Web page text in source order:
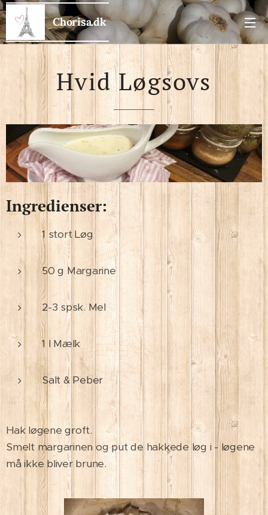
Chorisa.dk
Hvid Løgsovs
Ingredienser:
1 stort Løg
50 g Margarine
2-3 spsk. Mel
1 l Mælk
Salt & Peber
Hak løgene groft.
Smelt margarinen og put de hakkede løg i - løgene
må ikke bliver brune.